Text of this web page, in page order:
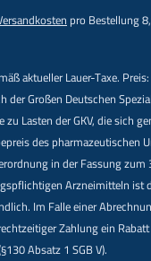
pro Bestellung
aktueller Lauer-Taxe.
der Großen Deutschen
zu Lasten der GKV, die sich
des pharmazeutischen
in der Fassung
Arzneimitteln ist
Im Falle einer
Zahlung ein
Absatz 1 SGB V).